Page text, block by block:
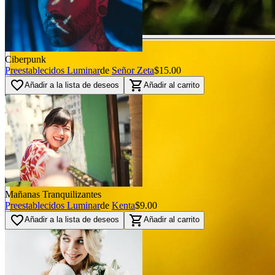
Ciberpunk
Preestablecidos Luminarde Señor Zeta$15.00
favorite_borderAñadir a la lista de deseos shopping_cart Añadir al carrito
Mañanas Tranquilizantes
Preestablecidos Luminarde Kenta$9.00
favorite_borderAñadir a la lista de deseos shopping_cart Añadir al carrito